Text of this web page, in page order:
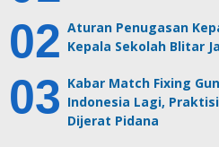
Aturan Penugasan
Kepala Sekolah Blitar
Kabar Match Fixing
Indonesia Lagi,
Dijerat Pidana